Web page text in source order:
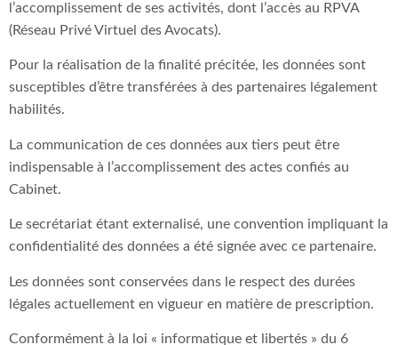
l’accomplissement de ses activités, dont l’accès au RPVA
(Réseau Privé Virtuel des Avocats).
Pour la réalisation de la finalité précitée, les données sont
susceptibles d’être transférées à des partenaires légalement
habilités.
La communication de ces données aux tiers peut être
indispensable à l’accomplissement des actes confiés au
Cabinet.
Le secrétariat étant externalisé, une convention impliquant la
confidentialité des données a été signée avec ce partenaire.
Les données sont conservées dans le respect des durées
légales actuellement en vigueur en matière de prescription.
Conformément à la loi « informatique et libertés » du 6